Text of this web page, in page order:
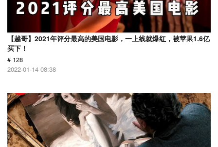
【越哥】2021年评分最高的美国电影，一上线就爆红，被苹果1.6亿
买下！
# 128
2022-01-14 08:38